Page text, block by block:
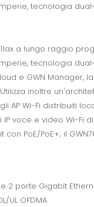
tecnologia
a lungo raggio
tecnologia
e GWN
inoltre
Wi-Fi distribuiti
voce e video Wi-
PoE/PoE+; il
2 porte Gigabit
UL OFDMA